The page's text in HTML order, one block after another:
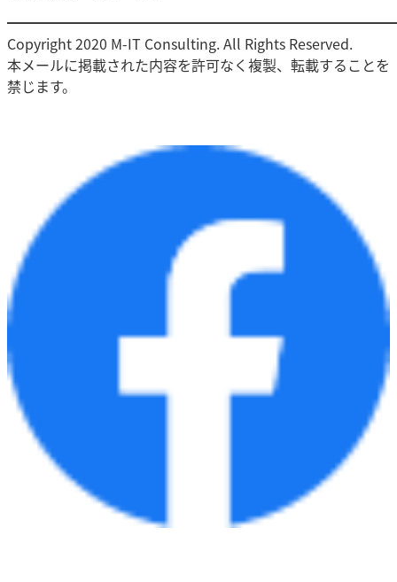
Copyright 2020 M-IT Consulting. All Rights Reserved.
本メールに掲載された内容を許可なく複製、転載することを
禁じます。